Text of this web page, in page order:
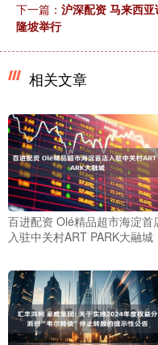
下一篇： 沪深配资 马来西
隆坡举行
相关文章
百进配资 Olé精品超市海淀首
入驻中关村ART PARK大融城